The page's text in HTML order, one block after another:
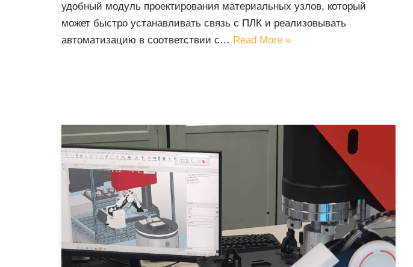
удобный модуль проектирования материальных узлов, который
может быстро устанавливать связь с ПЛК и реализовывать
автоматизацию в соответствии с… Read More »